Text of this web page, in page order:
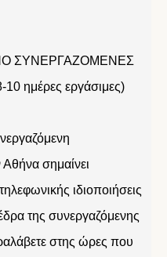
ΣΥΝΕΡΓΑΖΟΜΕΝΕΣ
ημέρες εργάσιμες)
σημαίνει
ιδιοποιήσεις
έδρα της συνεργαζόμενης
στης ώρες που